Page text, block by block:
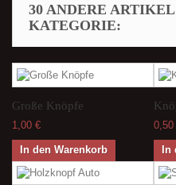
30 ANDERE
KATEGORIE:
Große Knöpfe
1,00 €
In den Warenkorb
0,50
In